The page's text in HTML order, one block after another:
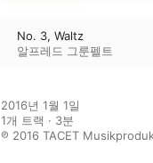
No. 3, Waltz
알프레드 그룬펠트
2016년 1월 1일
1개 트랙 · 3분
℗ 2016 TACET